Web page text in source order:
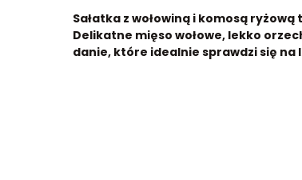
Sałatka z wołowiną i komosą
Delikatne mięso wołowe, lekko
danie, które idealnie sprawdzi się na